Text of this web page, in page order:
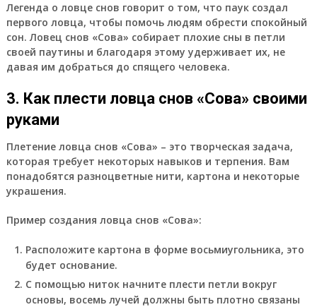
Легенда о ловце снов говорит о том, что паук создал
первого ловца, чтобы помочь людям обрести спокойный
сон. Ловец снов «Сова» собирает плохие сны в петли
своей паутины и благодаря этому удерживает их, не
давая им добраться до спящего человека.
3. Как плести ловца снов «Сова» своими
руками
Плетение ловца снов «Сова» – это творческая задача,
которая требует некоторых навыков и терпения. Вам
понадобятся разноцветные нити, картона и некоторые
украшения.
Пример создания ловца снов «Сова»:
Расположите картона в форме восьмиугольника, это
будет основание.
С помощью ниток начните плести петли вокруг
основы, восемь лучей должны быть плотно связаны